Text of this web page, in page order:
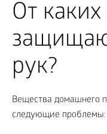
От
рук?
Вещества домашнего
следующие проблемы: